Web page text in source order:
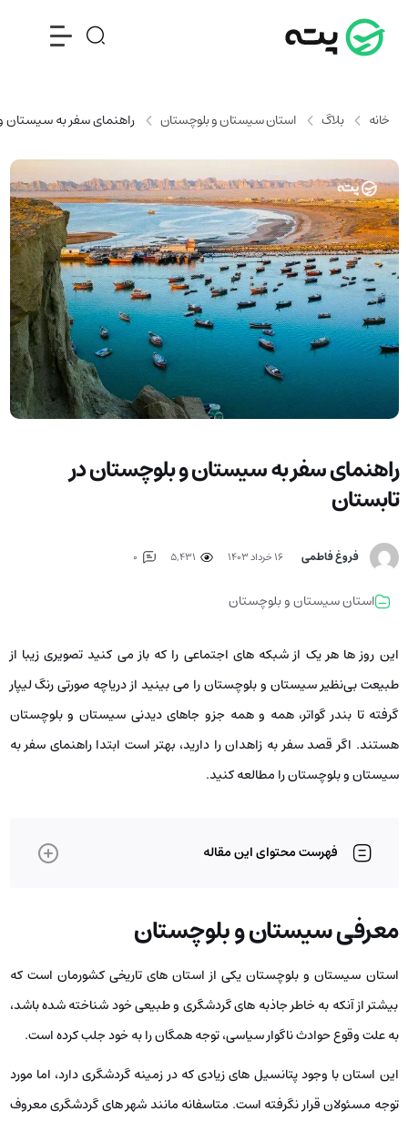
خانه بلاگ استان سیستان و بلوچستان راهنمای سفر به سیستان
راهنمای سفر به سیستان و بلوچستان در
تابستان
فروغ فاطمی ۱۶ خرداد ۱۴۰۳
استان سیستان و بلوچستان
این روز ها هر یک از شبکه‌ های اجتماعی را که باز می‌ کنید تصویری زیبا از
طبیعت بی‌نظیر سیستان و بلوچستان را می ‌بینید از دریاچه صورتی رنگ لیپار
گرفته تا بندر گواتر، همه و همه جزو جا‌های دیدنی سیستان و بلوچستان
هستند. اگر قصد سفر به زاهدان را دارید، بهتر است ابتدا راهنمای سفر به
سیستان و بلوچستان را مطالعه کنید.
فهرست محتوای این مقاله
معرفی سیستان و بلوچستان
استان سیستان و بلوچستان یکی از استان ‌های تاریخی کشورمان است که
بیشتر از آنکه به خاطر جاذبه ‌های گردشگری و طبیعی خود شناخته شده باشد،
به علت وقوع حوادث ناگوار سیاسی، توجه همگان را به خود جلب کرده است.
این استان با وجود پتانسیل ‌های زیادی که در زمینه گردشگری دارد، اما مورد
توجه مسئولان قرار نگرفته است. متاسفانه مانند شهر های گردشگری معروف